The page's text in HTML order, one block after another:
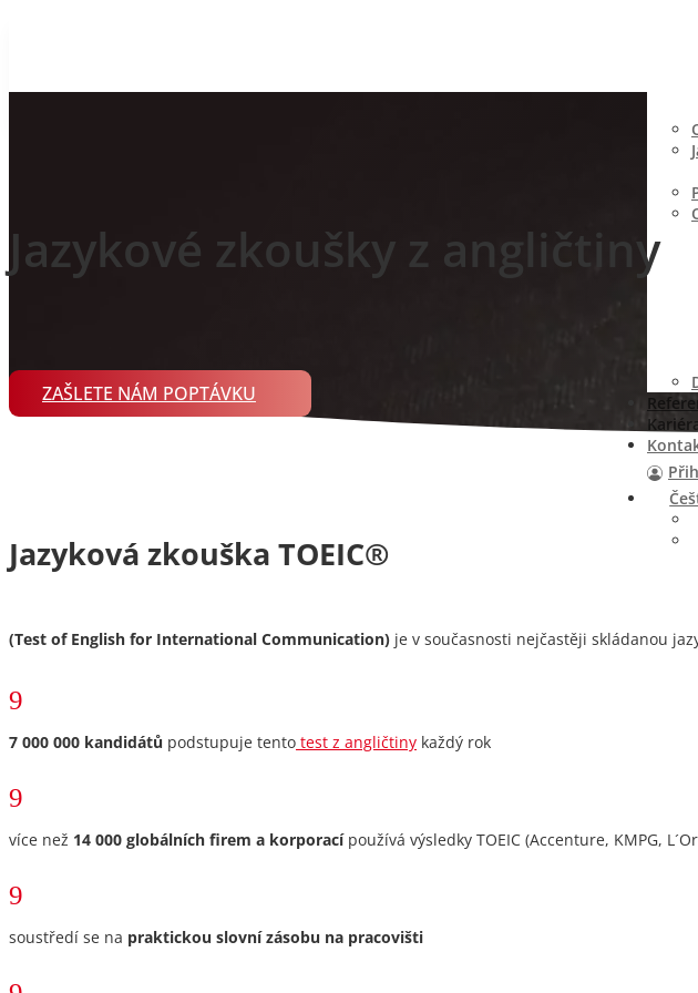
Jazykové zkoušky z angličtiny
ZAŠLETE NÁM POPTÁVKU
Jazyková zkouška TOEIC®
(Test of English for International Communication) je v současnosti nejčastěji skládanou
9
7 000 000 kandidátů podstupuje tento test z angličtiny každý rok
9
více než 14 000 globálních firem a korporací používá výsledky TOEIC (Accenture, KMPG,
9
soustředí se na praktickou slovní zásobu na pracovišti